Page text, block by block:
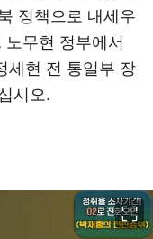
정책으로 내세우
무현 정부에서
세현 전 통일부 장
시오.